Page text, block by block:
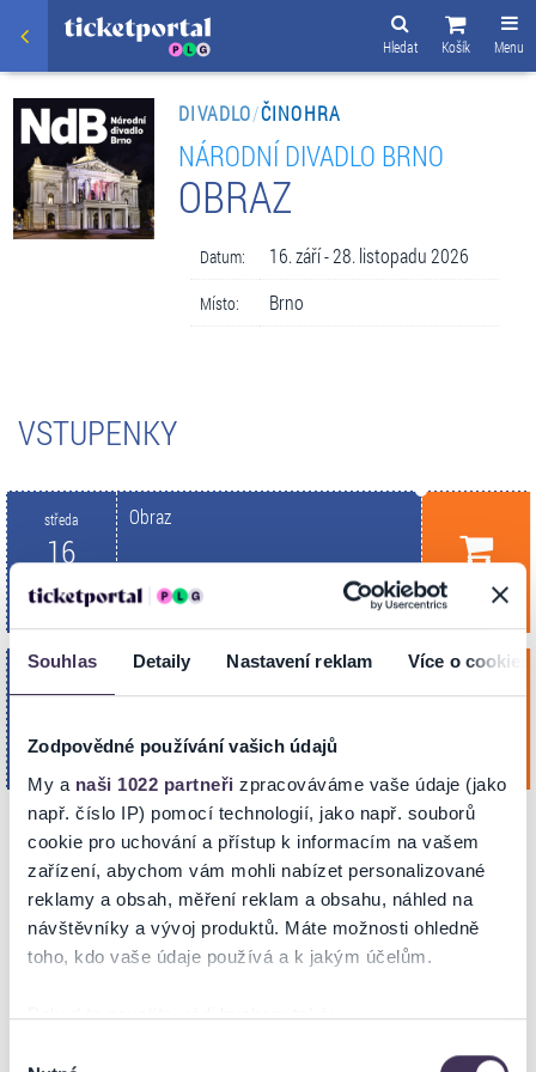
Souhlas Detaily Nastavení reklam Více o cookies
Zodpovědné používání vašich údajů
My a naši 1022 partneři zpracováváme vaše údaje (jako
např. číslo IP) pomocí technologií, jako např. souborů
cookie pro uchování a přístup k informacím na vašem
zařízení, abychom vám mohli nabízet personalizované
reklamy a obsah, měření reklam a obsahu, náhled na
návštěvníky a vývoj produktů. Máte možnosti ohledně
toho, kdo vaše údaje používá a k jakým účelům.
Pokud to povolíte, rádi bychom také:
Menu
Košík
Hledat
DIVADLO/ČINOHRA
NÁRODNÍ DIVADLO BRNO
OBRAZ
Datum: 16. září - 28. listopadu 2026
Místo: Brno
VSTUPENKY
středa
16
Zář. 2026
19:00
Obraz
BRNO
28
Lis. 2026
19:00
Obraz
Reduta Divad. sál
BRNO
NA MAPĚ